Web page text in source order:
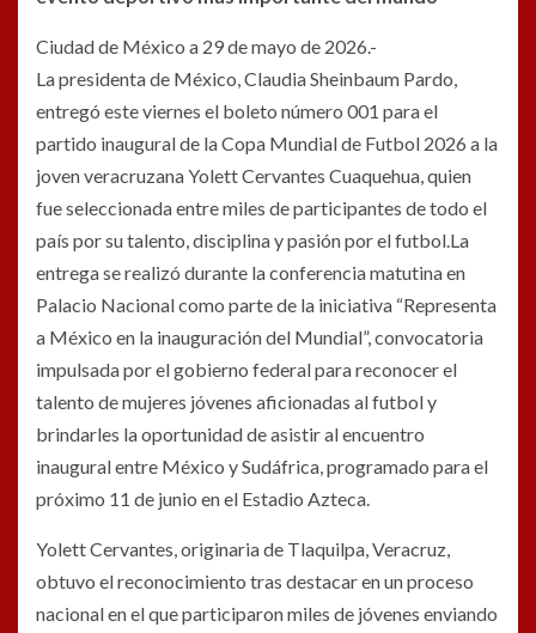
Ciudad de México a 29 de mayo de 2026.-
La presidenta de México, Claudia Sheinbaum Pardo,
entregó este viernes el boleto número 001 para el
partido inaugural de la Copa Mundial de Futbol 2026 a la
joven veracruzana Yolett Cervantes Cuaquehua, quien
fue seleccionada entre miles de participantes de todo el
país por su talento, disciplina y pasión por el futbol.La
entrega se realizó durante la conferencia matutina en
Palacio Nacional como parte de la iniciativa “Representa
a México en la inauguración del Mundial”, convocatoria
impulsada por el gobierno federal para reconocer el
talento de mujeres jóvenes aficionadas al futbol y
brindarles la oportunidad de asistir al encuentro
inaugural entre México y Sudáfrica, programado para el
próximo 11 de junio en el Estadio Azteca.
Yolett Cervantes, originaria de Tlaquilpa, Veracruz,
obtuvo el reconocimiento tras destacar en un proceso
nacional en el que participaron miles de jóvenes enviando